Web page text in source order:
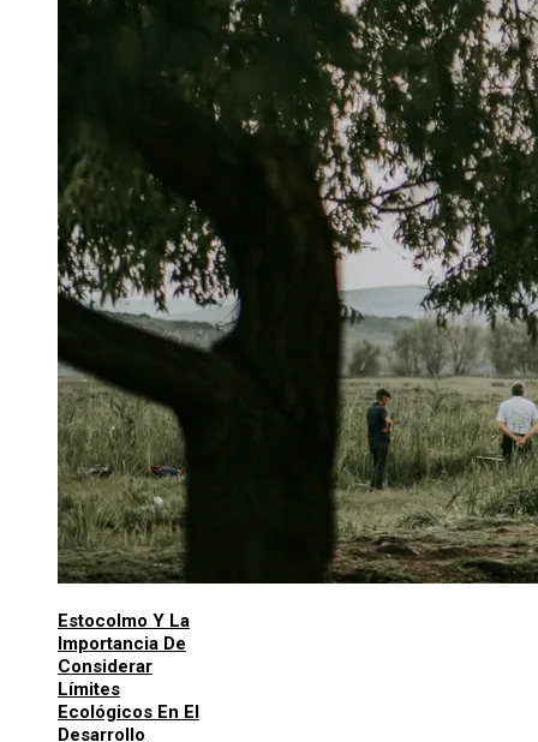
Estocolmo Y La
Importancia De
Considerar
Límites
Ecológicos En El
Desarrollo